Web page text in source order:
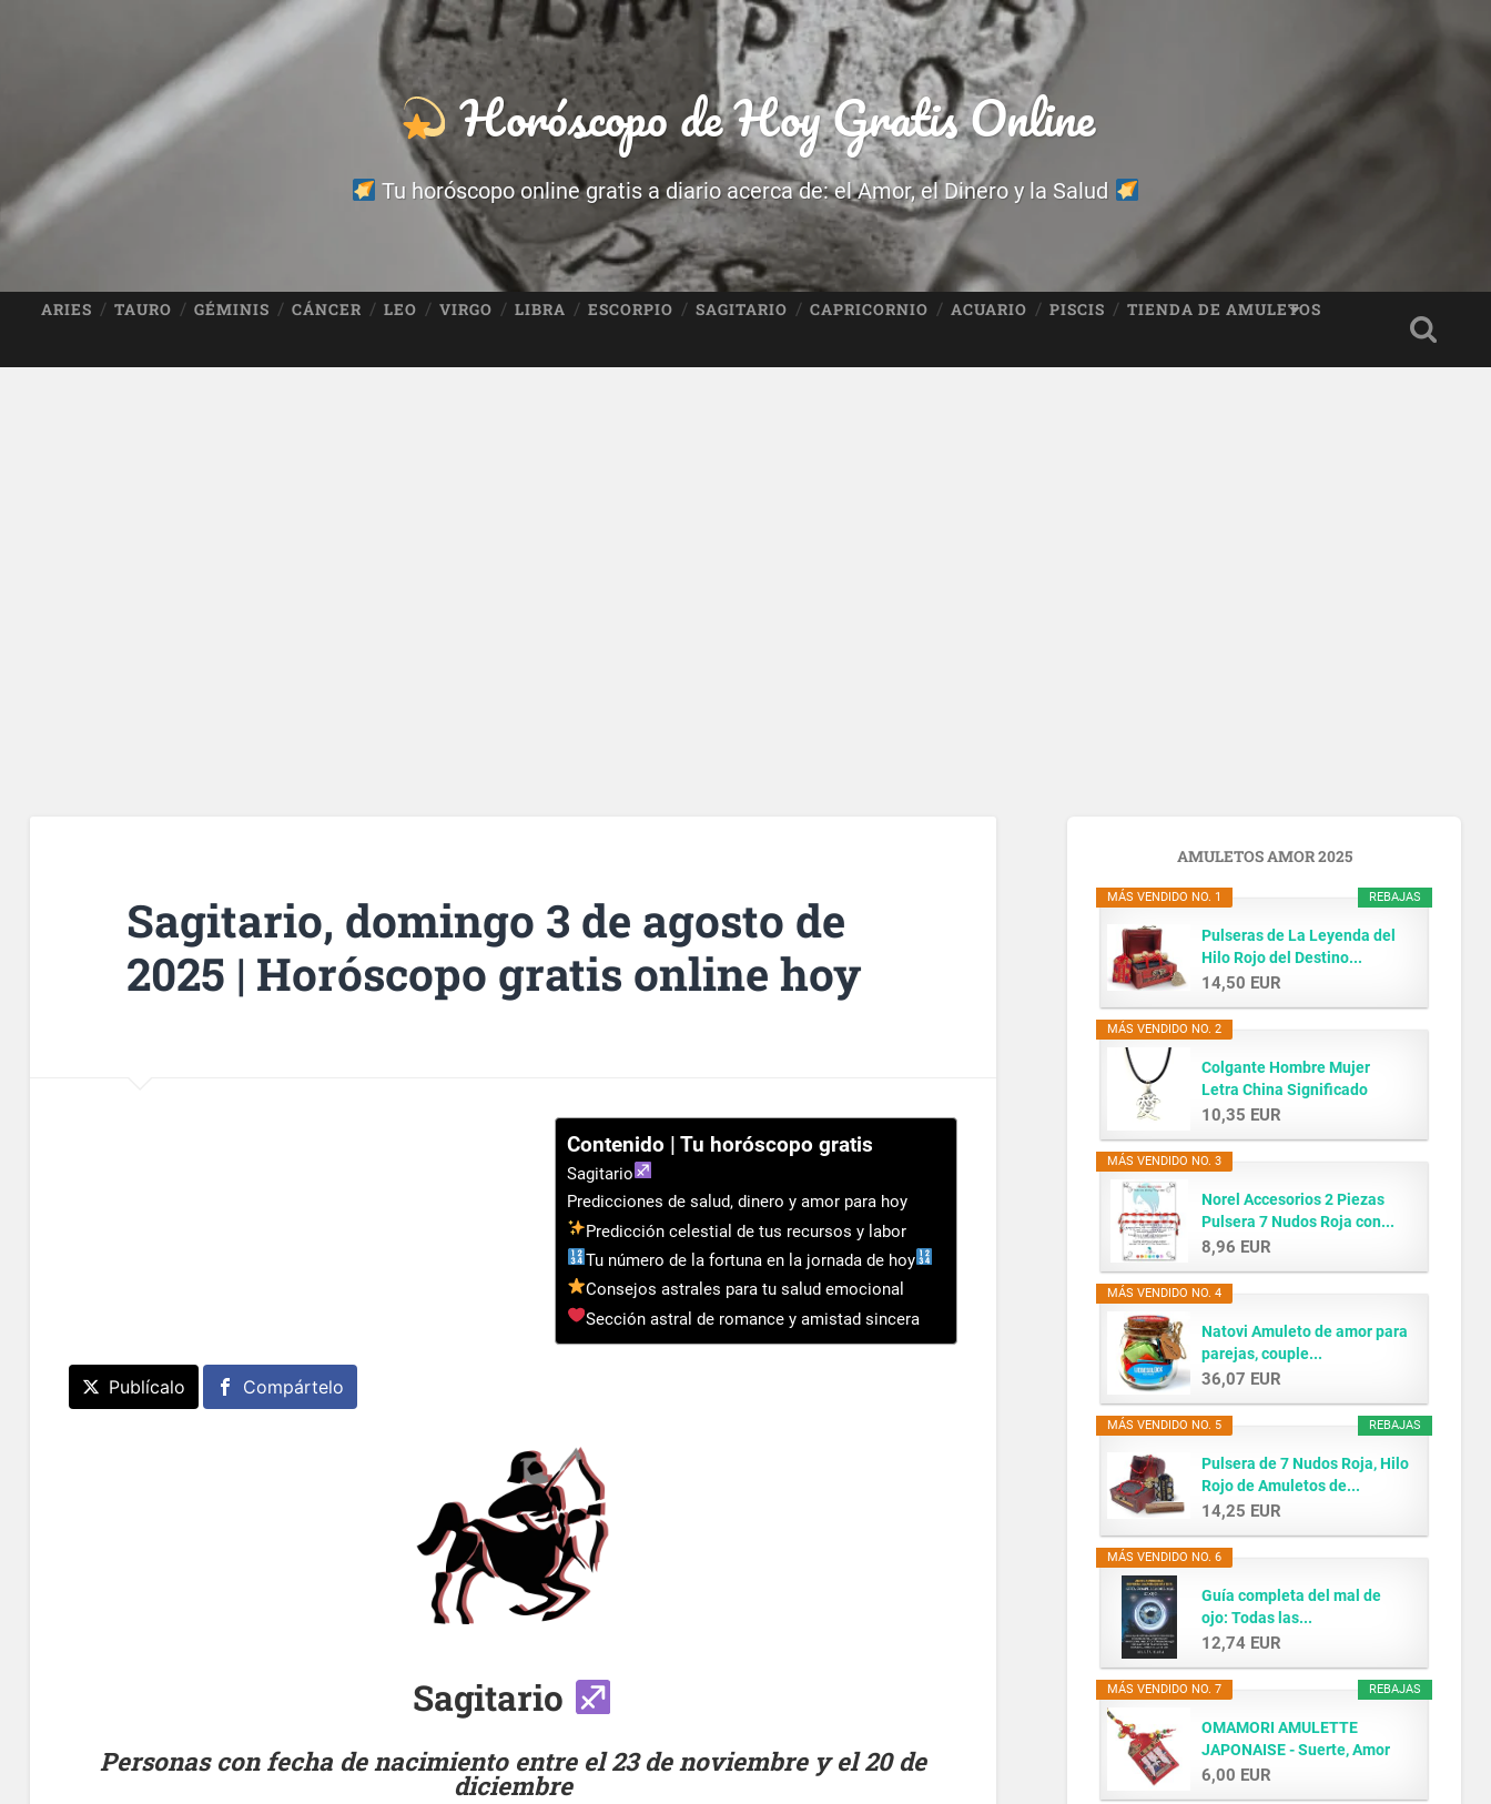
Horóscopo de Hoy Gratis Online
Tu horóscopo online gratis a diario acerca de: el Amor, el Dinero y la Salud
ARIES TAURO GÉMINIS CÁNCER LEO VIRGO LIBRA ESCORPIO SAGITARIO CAPRICORNIO ACUARIO PISCIS TIENDA DE AMULETOS
Sagitario, domingo 3 de agosto de
2025 | Horóscopo gratis online hoy
Contenido | Tu horóscopo gratis
Sagitario
Predicciones de salud, dinero y amor para hoy
Predicción celestial de tus recursos y labor
Tu número de la fortuna en la jornada de hoy
Consejos astrales para tu salud emocional
Sección astral de romance y amistad sincera
Publícalo Compártelo
Sagitario
Personas con fecha de nacimiento entre el 23 de noviembre y el 20 de
diciembre
AMULETOS AMOR 2025
REBAJAS
MÁS VENDIDO NO. 1
Pulseras de La Leyenda del
Hilo Rojo del Destino...
14,50 EUR
MÁS VENDIDO NO. 2
Colgante Hombre Mujer
Letra China Significado
AMOR...
10,35 EUR
MÁS VENDIDO NO. 3
Norel Accesorios 2 Piezas
Pulsera 7 Nudos Roja con...
8,96 EUR
MÁS VENDIDO NO. 4
Natovi Amuleto de amor para
parejas, couple...
36,07 EUR
REBAJAS
MÁS VENDIDO NO. 5
Pulsera de 7 Nudos Roja, Hilo
Rojo de Amuletos de...
14,25 EUR
MÁS VENDIDO NO. 6
Guía completa del mal de
ojo: Todas las...
12,74 EUR
REBAJAS
MÁS VENDIDO NO. 7
OMAMORI AMULETTE
JAPONAISE - Suerte, Amor
y...
6,00 EUR